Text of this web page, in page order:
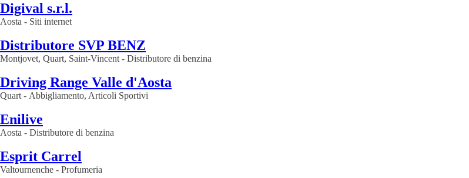
Digival s.r.l.
Aosta - Siti internet
Distributore SVP BENZ
Montjovet, Quart, Saint-Vincent - Distributore di benzina
Driving Range Valle d'Aosta
Quart - Abbigliamento, Articoli Sportivi
Enilive
Aosta - Distributore di benzina
Esprit Carrel
Valtournenche - Profumeria